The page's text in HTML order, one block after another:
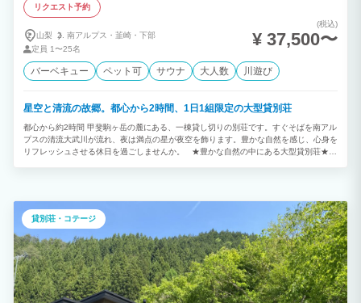
リクエスト予約
山梨 南アルプス・ 韮崎・ 下部
定員 1〜25名
(税込)
¥ 37,500〜
バーベキュー ペット可 サウナ 大人数 川遊び
星空と清流の故郷。都心から2時間、1日1組限定の大型貸別荘
都心から約2時間 甲斐駒ヶ岳の麓にある、一棟貸し切りの別荘です。すぐそばを南アル
プスの清流大武川が流れ、夜は満点の星が夜空を飾ります。豊かな自然を感じ、心身を
リフレッシュさせる休日を過ごしませんか。 ★豊かな自然の中にある大型貸別荘★
スをお楽しみいただける100インチのプロジェクター、BBQのできるお庭など、ご自由
に、楽しくご滞在いただける設備が揃っています。 一棟貸し切りのため、大人数で周
囲を気にせず過ごすことができるので、合宿や研修などにもおすすめです。 ★アウト
ドアサウナ×南アルプスの清流でクールダウン★ すぐそばを流れる大武川は川幅が広
く浅いので、小さなお子様でも安心して川遊びをお楽しみいただけます。 冬は暖かい
建物の中でのんびりとくつろいでいただくも良し、テントサウナをレンタルし、清流を
水風呂替わりに”ととのう”極上のひとときを過ごしていただくも良し。 遊び疲れたら
広い庭でBBQを楽しみ、満点の星が輝く美しい夜空を眺めて過ごしましょう。 忙しい
毎日のことをすこし忘れて、自然からエネルギーをチャージする休日を過ごしてみませ
貸別荘・コテージ